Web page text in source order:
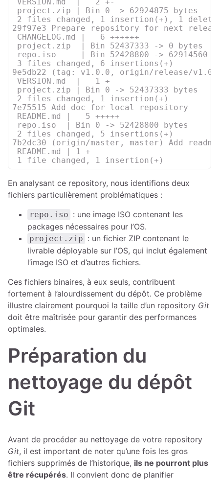
project.zip | Bin 0 -> 62924875 bytes
2 files changed, 1 insertion(+), 1
29f97e3 Prepare repository for next
CHANGELOG.md |   6 ++++++
project.zip  | Bin 52437333 -> 0 bytes
repo.iso     | Bin 52428800 -> 62914560
3 files changed, 6 insertions(+)
9e5db22 (tag: v1.0.0, origin/release/
VERSION.md  |   1 +
project.zip | Bin 0 -> 52437333 bytes
2 files changed, 1 insertion(+)
7e75515 Add doc for local repository
README.md |   5 +++++
repo.iso  | Bin 0 -> 52428800 bytes
2 files changed, 5 insertions(+)
7b2dc30 (origin/master, master) Add
README.md | 1 +
1 file changed, 1 insertion(+)
En analysant ce repository, nous identifions deux
fichiers particulièrement problématiques :
repo.iso : une image ISO contenant les
packages nécessaires pour l’OS.
project.zip : un fichier ZIP contenant le
livrable déployable sur l’OS, qui inclut également
l’image ISO et d’autres fichiers.
Ces fichiers binaires, à eux seuls, contribuent
fortement à l’alourdissement du dépôt. Ce problème
illustre clairement pourquoi la taille d’un repository Git
doit être maîtrisée pour garantir des performances
optimales.
Préparation du
nettoyage du dépôt
Git
Avant de procéder au nettoyage de votre repository
Git, il est important de noter qu’une fois les gros
fichiers supprimés de l’historique, ils ne pourront plus
être récupérés. Il convient donc de planifier